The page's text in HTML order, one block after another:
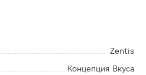
Zentis
Концепция Вкуса